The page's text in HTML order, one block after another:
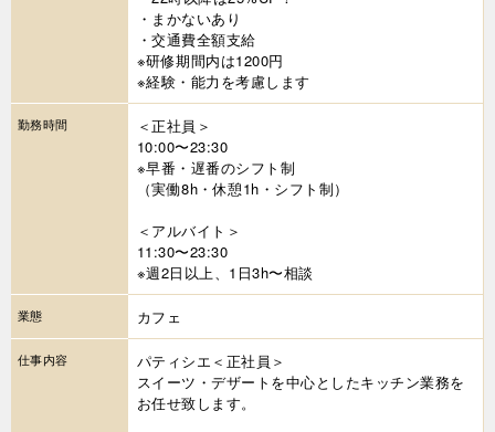
・まかないあり
・交通費全額支給
※研修期間内は1200円
※経験・能力を考慮します
勤務時間
＜正社員＞
10:00〜23:30
※早番・遅番のシフト制
（実働8h・休憩1h・シフト制）
＜アルバイト＞
11:30〜23:30
※週2日以上、1日3h〜相談
業態 カフェ
仕事内容
パティシエ＜正社員＞
スイーツ・デザートを中心としたキッチン業務を
お任せ致します。